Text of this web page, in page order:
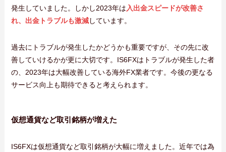
発生していました。しかし2023年は 入出金スピードが改善さ
れ、出金トラブルも激減しています。
過去にトラブルが発生したかどうかも重要ですが、その先に改
善していけるかが更に大切です。IS6FXはトラブルが発生した者
の、2023年は大幅改善している海外FX業者です。今後の更なる
サービス向上も期待できると考えられます。
仮想通貨など取引銘柄が増えた
IS6FXは仮想通貨など取引銘柄が大幅に増えました。近年では為